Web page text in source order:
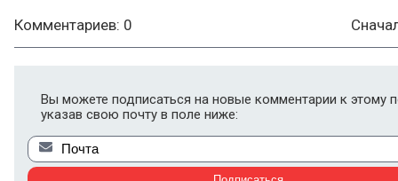
Комментариев: 0
Вы можете подписаться на новые комментарии к этому
указав свою почту в поле ниже: